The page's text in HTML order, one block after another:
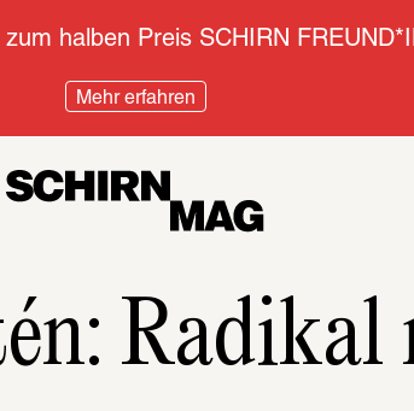
halben Preis SCHIRN
Mehr erfahren